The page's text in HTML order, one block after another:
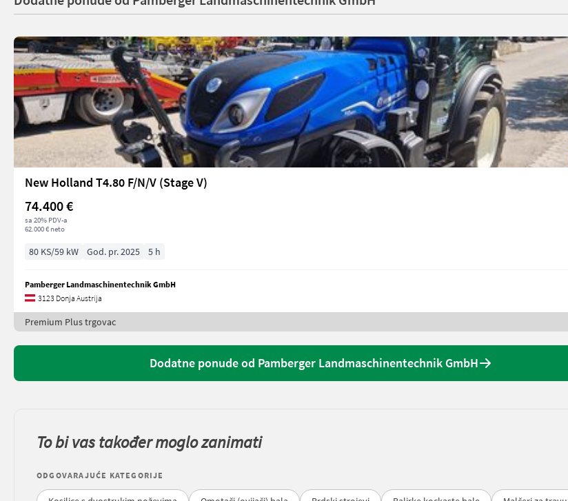
New Holland T4.80 F/N/V (Stage V)
74.400 €
sa 20% PDV-a
62.000 € neto
80 KS/59 kW God. pr. 2025 5 h
Pamberger Landmaschinentechnik GmbH
3123 Donja Austrija
Premium Plus trgovac
Dodatne ponude od Pamberger Landmaschinentechnik GmbH
To bi vas također moglo zanimati
ODGOVARAJUĆE KATEGORIJE